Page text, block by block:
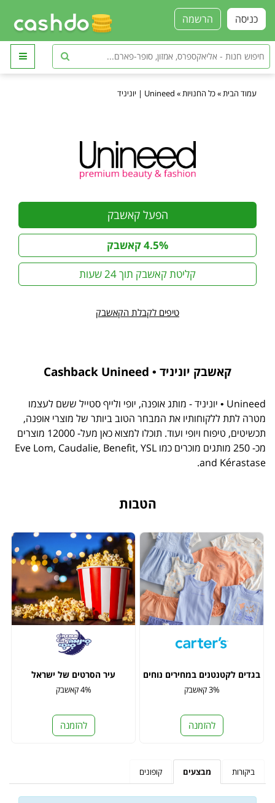
הרשמה כניסה
עמוד הבית »כל החנויות » Unineed | יוניניד
הפעל קאשבק
4.5% קאשבק
קליטת קאשבק תוך 24 שעות
טיפים לקבלת הקאשבק
קאשבק יוניניד • Cashback Unineed
Unineed • יוניניד - מותג אופנה, יופי ולייף סטייל ששם לעצמו
מטרה לתת ללקוחותיו את המבחר הטוב ביותר של מוצרי אופנה,
תכשיטים, טיפוח ויופי ועוד. תוכלו למצוא כאן מעל- 12000 מוצרים
מכ- 250 מותגים מוכרים כמו Eve Lom, Caudalie, Benefit, YSL
and Kérastase.
הטבות
בגדים לקטנטנים במחירים נוחים
3% קאשבק
להזמנה
עיר הסרטים של ישראל
4% קאשבק
להזמנה
ביקורות מבצעים קופונים